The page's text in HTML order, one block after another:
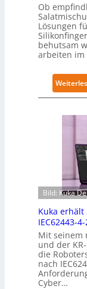
Ob
Lösungen
behutsam
arbeiten
Bild: Kuka
Kuka erhält
IEC62443-
Mit seinem
und der
die
nach
Cyber…